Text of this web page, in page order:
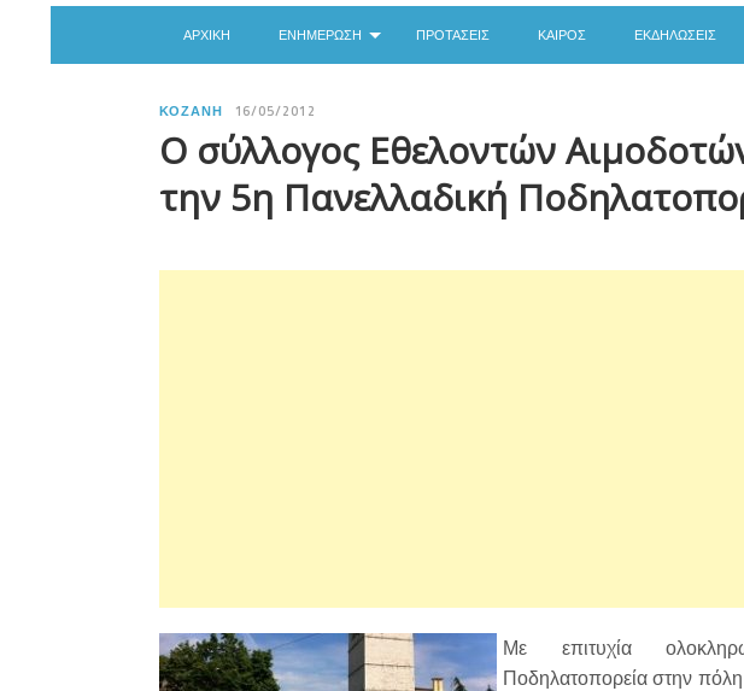
ΑΡΧΙΚΉ ΕΝΗΜΈΡΩΣΗ ΠΡΟΤΆΣΕΙΣ ΚΑΙΡΌΣ ΕΚΔΗΛΏΣΕΙΣ
ΚΟΖΆΝΗ 16/05/2012
Ο σύλλογος Εθελοντών
την 5η Πανελλαδική
Με επιτυχία
Ποδηλατοπορεία στην πόλη